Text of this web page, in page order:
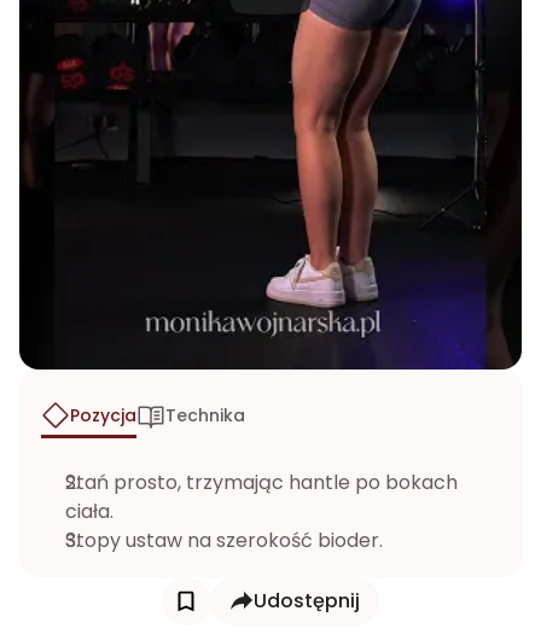
Pozycja Technika
Stań prosto, trzymając hantle po bokach
ciała.
Stopy ustaw na szerokość bioder.
Udostępnij